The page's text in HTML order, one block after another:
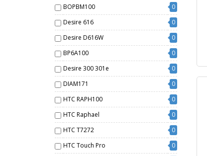
BOPBM100
0
Desire 616
0
Desire D616W
0
BP6A100
0
Desire 300 301e
0
DIAM171
0
HTC RAPH100
0
HTC Raphael
0
HTC T7272
0
HTC Touch Pro
0